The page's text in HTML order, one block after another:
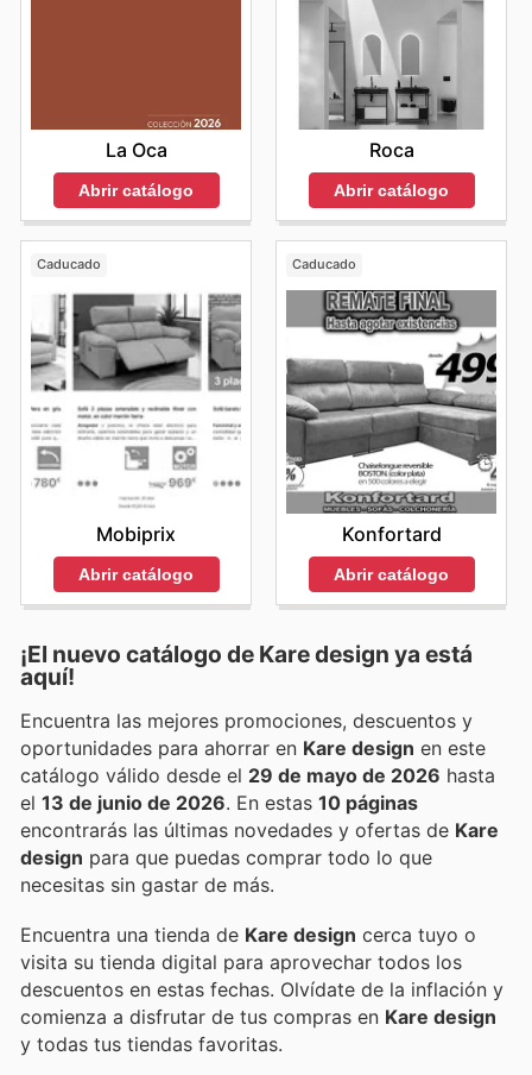
La Oca
Abrir catálogo
Roca
Abrir catálogo
Caducado
Mobiprix
Abrir catálogo
Caducado
Konfortard
Abrir catálogo
¡El nuevo catálogo de Kare design ya está
aquí!
Encuentra las mejores promociones, descuentos y
oportunidades para ahorrar en Kare design en este
catálogo válido desde el 29 de mayo de 2026 hasta
el 13 de junio de 2026 . En estas 10 páginas
encontrarás las últimas novedades y ofertas de Kare
design para que puedas comprar todo lo que
necesitas sin gastar de más.
Encuentra una tienda de Kare design cerca tuyo o
visita su tienda digital para aprovechar todos los
descuentos en estas fechas. Olvídate de la inflación y
comienza a disfrutar de tus compras en Kare design
y todas tus tiendas favoritas.